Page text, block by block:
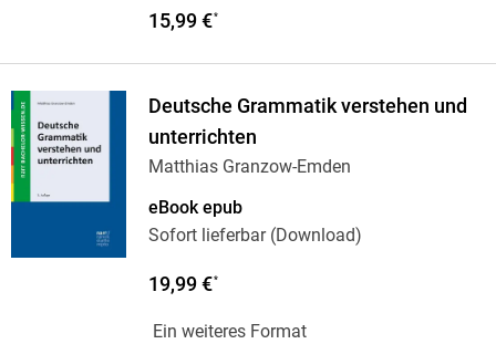
15,99 €*
Deutsche Grammatik verstehen und
unterrichten
Matthias Granzow-Emden
eBook epub
Sofort lieferbar (Download)
19,99 €*
Ein weiteres Format